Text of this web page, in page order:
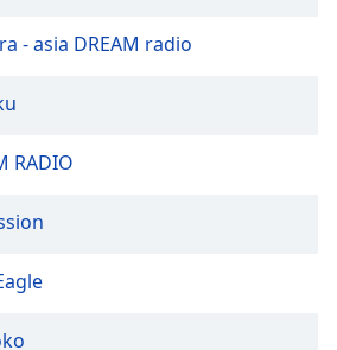
- asia DREAM radio
RADIO